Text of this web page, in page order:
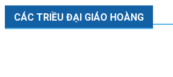
CÁC TRIỀU ĐẠI GIÁO HOÀNG